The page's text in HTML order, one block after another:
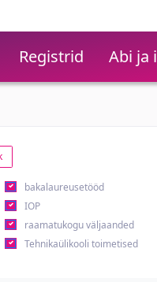
Registrid Abi ja
bakalaureusetööd
IOP
raamatukogu väljaanded
Tehnikaülikooli toimetised